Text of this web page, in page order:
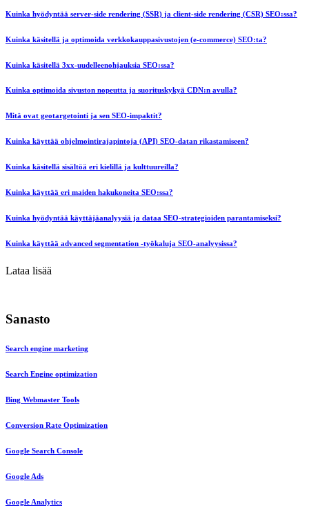
Kuinka hyödyntää server-side rendering (SSR) ja client-side rendering (CSR) SEO:ssa?
Kuinka käsitellä ja optimoida verkkokauppasivustojen (e-commerce) SEO:ta?
Kuinka käsitellä 3xx-uudelleenohjauksia SEO:ssa?
Kuinka optimoida sivuston nopeutta ja suorituskykyä CDN:n avulla?
Mitä ovat geotargetointi ja sen SEO-impaktit?
Kuinka käyttää ohjelmointirajapintoja (API) SEO-datan rikastamiseen?
Kuinka käsitellä sisältöä eri kielillä ja kulttuureilla?
Kuinka käyttää eri maiden hakukoneita SEO:ssa?
Kuinka hyödyntää käyttäjäanalyysiä ja dataa SEO-strategioiden parantamiseksi?
Kuinka käyttää advanced segmentation -työkaluja SEO-analyysissa?
Lataa lisää
Sanasto
Search engine marketing
Search Engine optimization
Bing Webmaster Tools
Conversion Rate Optimization
Google Search Console
Google Ads
Google Analytics